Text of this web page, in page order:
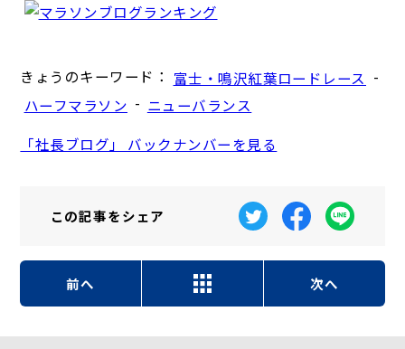
きょうのキーワード： 富士・鳴沢紅葉ロードレース -
ハーフマラソン - ニューバランス
「社長ブログ」 バックナンバーを見る
この記事をシェア
前へ 次へ